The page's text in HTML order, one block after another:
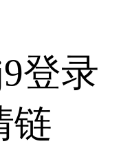
登录
链